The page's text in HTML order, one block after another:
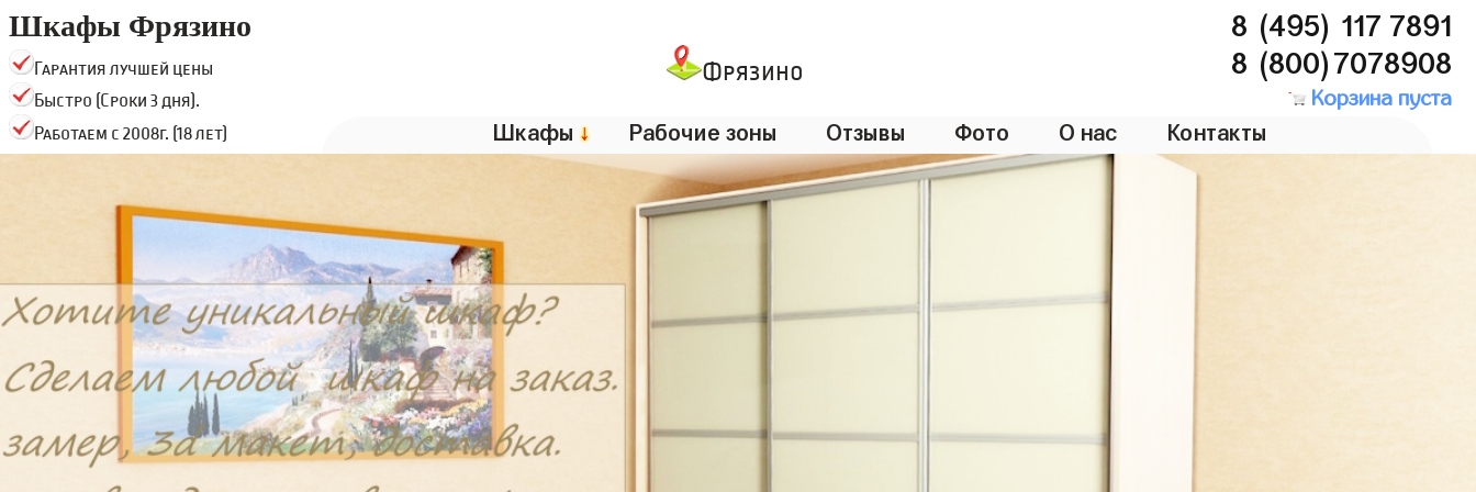
Шкафы Фрязино
Гарантия лучшей цены
Быстро (Сроки 3 дня).
Работаем с 2008г. (18 лет)
Фрязино
8 (495) 117 7891
8 (800)7078908
Корзина пуста
Шкафы ↓ Рабочие зоны Отзывы Фото О нас Контакты